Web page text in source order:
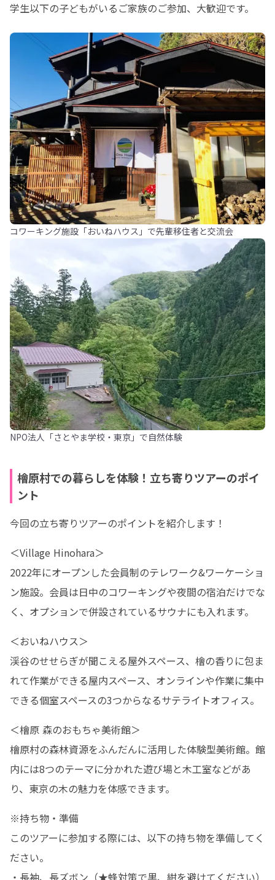
学生以下の子どもがいるご家族のご参加、大歓迎です。
コワーキング施設「おいねハウス」で先輩移住者と交流会
NPO法人「さとやま学校・東京」で自然体験
檜原村での暮らしを体験！立ち寄りツアーのポイ
ント
今回の立ち寄りツアーのポイントを紹介します！
＜Village Hinohara＞
2022年にオープンした会員制のテレワーク&ワーケーショ
ン施設。会員は日中のコワーキングや夜間の宿泊だけでな
く、オプションで併設されているサウナにも入れます。
＜おいねハウス＞
渓谷のせせらぎが聞こえる屋外スペース、檜の香りに包ま
れて作業ができる屋内スペース、オンラインや作業に集中
できる個室スペースの3つからなるサテライトオフィス。
＜檜原 森のおもちゃ美術館＞
檜原村の森林資源をふんだんに活用した体験型美術館。館
内には8つのテーマに分かれた遊び場と木工室などがあ
り、東京の木の魅力を体感できます。
※持ち物・準備
このツアーに参加する際には、以下の持ち物を準備してく
ださい。
・長袖、長ズボン（★蜂対策で黒、紺を避けてください）